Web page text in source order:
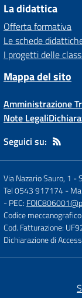
La didattica
Offerta formativa
Le schede
I progetti delle
Mappa del sito
Amministrazione
Note Legali
Seguici su:
Via Nazario Sauro, 1 -
Tel 0543 917174-
- PEC:
Codice
Cod. Fatturazione:
Dichiarazione di